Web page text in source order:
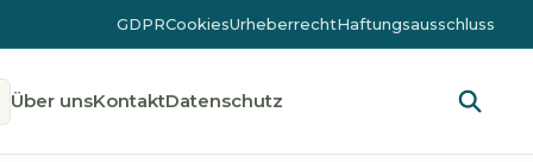
GDPRCookiesUrheberrechtHaftungsausschluss
Über unsKontaktDatenschutz